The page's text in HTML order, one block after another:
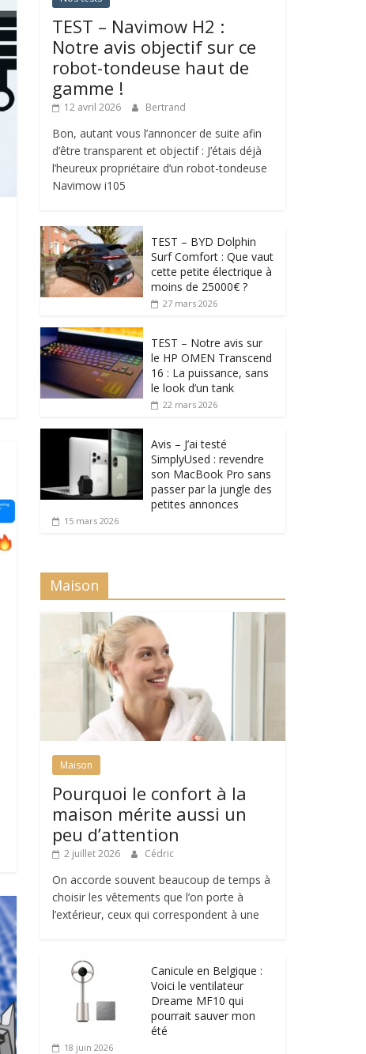
TEST – Navimow H2 :
Notre avis objectif sur ce
robot-tondeuse haut de
gamme !
12 avril 2026 Bertrand
Bon, autant vous l’annoncer de suite afin
d’être transparent et objectif : J’étais déjà
l’heureux propriétaire d’un robot-tondeuse
Navimow i105
TEST – BYD Dolphin
Surf Comfort : Que vaut
cette petite électrique à
moins de 25000€ ?
27 mars 2026
TEST – Notre avis sur
le HP OMEN Transcend
16 : La puissance, sans
le look d’un tank
22 mars 2026
Avis – J’ai testé
SimplyUsed : revendre
son MacBook Pro sans
passer par la jungle des
petites annonces
15 mars 2026
Maison
Maison
Pourquoi le confort à la
maison mérite aussi un
peu d’attention
2 juillet 2026 Cédric
On accorde souvent beaucoup de temps à
choisir les vêtements que l’on porte à
l’extérieur, ceux qui correspondent à une
Canicule en Belgique :
Voici le ventilateur
Dreame MF10 qui
pourrait sauver mon
été
18 juin 2026